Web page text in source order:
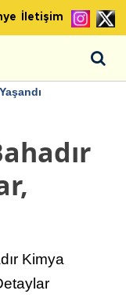
İletişim
Kimya